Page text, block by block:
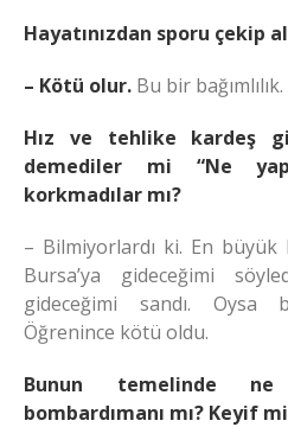
Hayatınızdan sporu çekip
– Kötü olur. Bu bir
Hız ve tehlike kardeş
demediler mi “Ne
korkmadılar mı?
– Bilmiyorlardı ki. En büyük
Bursa’ya gideceğimi
gideceğimi sandı. Oysa
Öğrenince kötü oldu.
Bunun temelinde ne
bombardımanı mı? Keyif